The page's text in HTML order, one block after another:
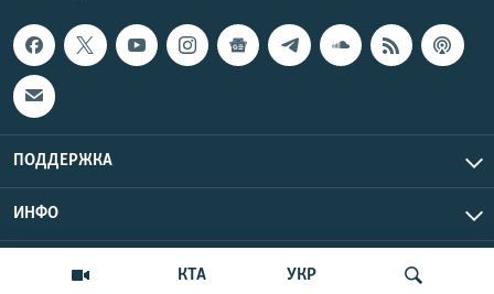
КТА УКР
ПОДДЕРЖКА
ИНФО
Copyright Крым.Реалии, 2026 | Все права защищены.
UTC+3